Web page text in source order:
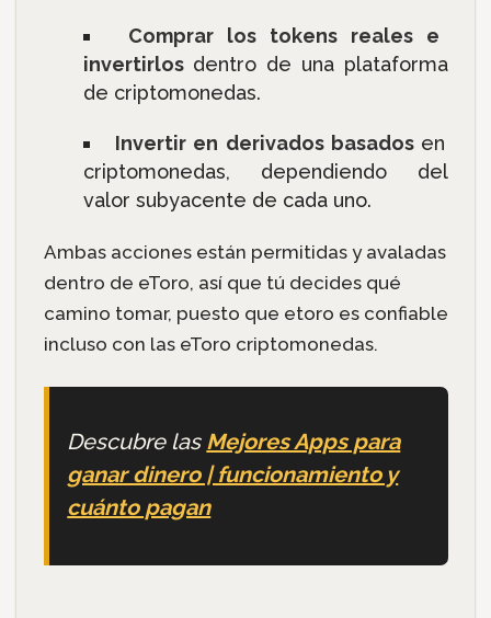
Comprar los tokens reales e
invertirlosdentro de una plataforma
de criptomonedas.
Invertir en derivados basados en
criptomonedas, dependiendo del
valor subyacente de cada uno.
Ambas acciones están permitidas y avaladas
dentro de eToro, así que tú decides qué
camino tomar, puesto que etoro es confiable
incluso con las eToro criptomonedas.
Descubre las Mejores Apps para
ganar dinero | funcionamiento y
cuánto pagan